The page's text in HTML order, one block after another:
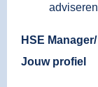
HSE
Jouw profiel